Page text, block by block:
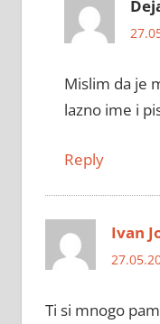
Mislim da je
lazno ime i
Reply
Ivan
Ti si mnogo